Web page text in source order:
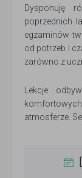
Dysponuję
poprzednich
egzaminów
od potrzeb i
zarówno z
Lekcje
atmosferze.